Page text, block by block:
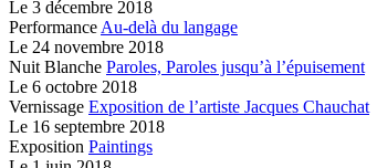
Le 3 décembre 2018
Performance Au-delà du langage
Le 24 novembre 2018
Nuit Blanche Paroles, Paroles jusqu’à l’épuisement
Le 6 octobre 2018
Vernissage Exposition de l’artiste Jacques Chauchat
Le 16 septembre 2018
Exposition Paintings